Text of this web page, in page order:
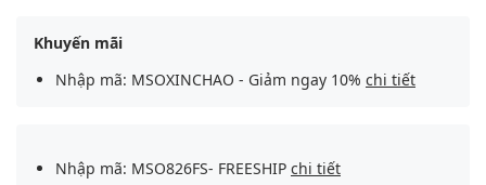
Khuyến mãi
Nhập mã: MSOXINCHAO - Giảm ngay 10% chi tiết
Nhập mã: MSO826FS- FREESHIP chi tiết